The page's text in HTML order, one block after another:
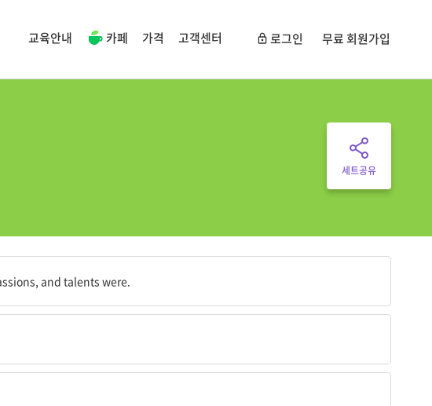
교육안내 카페 가격 고객센터 로그인 무료 회원가입
세트공유
and talents were.